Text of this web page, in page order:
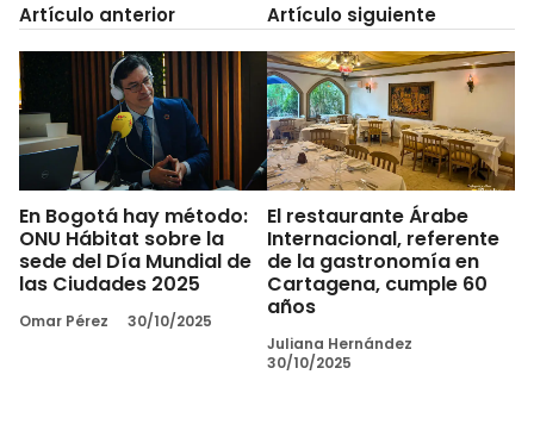
Artículo anterior
En Bogotá hay método:
ONU Hábitat sobre la
sede del Día Mundial de
las Ciudades 2025
Omar Pérez 30/10/2025
Artículo siguiente
El restaurante Árabe
Internacional, referente
de la gastronomía en
Cartagena, cumple 60
años
Juliana Hernández
30/10/2025